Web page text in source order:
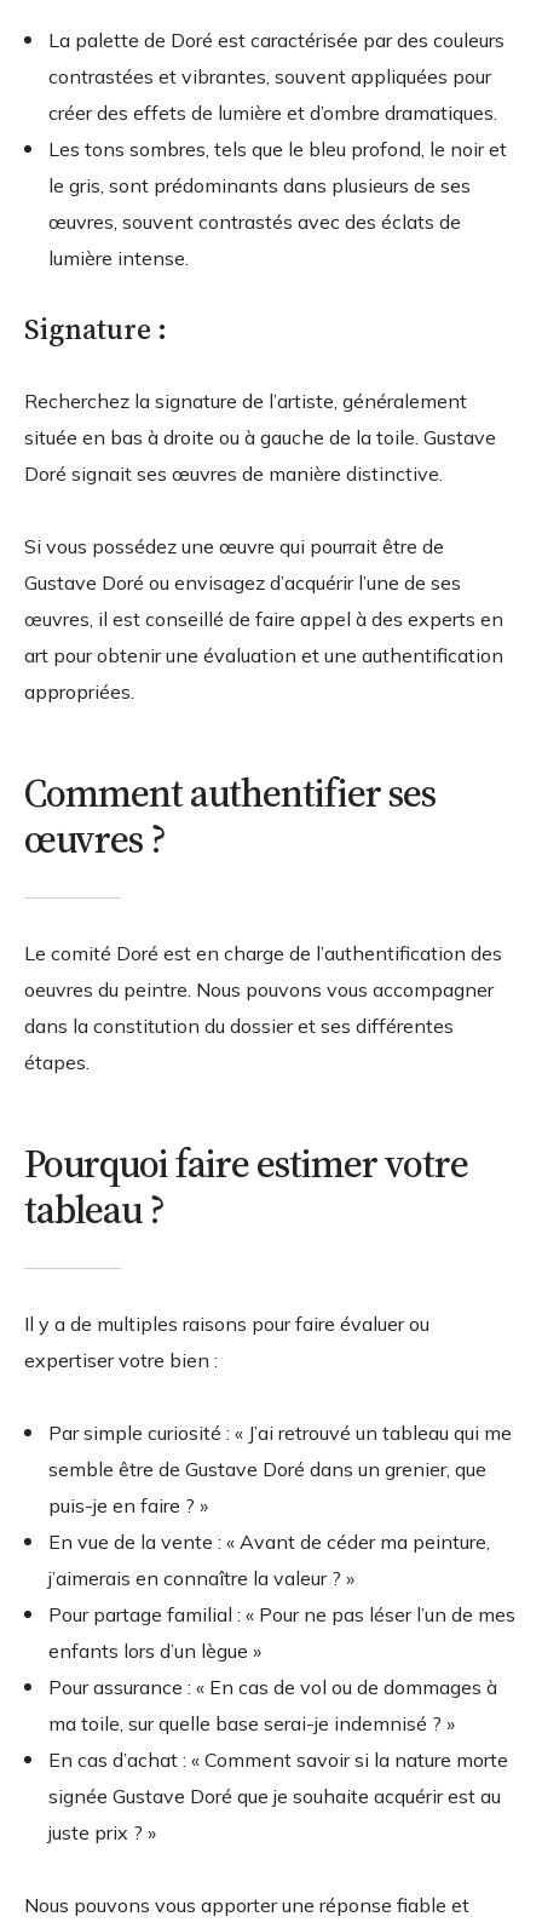
La palette de Doré est caractérisée par des couleurs
contrastées et vibrantes, souvent appliquées pour
créer des effets de lumière et d’ombre dramatiques.
Les tons sombres, tels que le bleu profond, le noir et
le gris, sont prédominants dans plusieurs de ses
œuvres, souvent contrastés avec des éclats de
lumière intense.
Signature :
Recherchez la signature de l’artiste, généralement
située en bas à droite ou à gauche de la toile. Gustave
Doré signait ses œuvres de manière distinctive.
Si vous possédez une œuvre qui pourrait être de
Gustave Doré ou envisagez d’acquérir l’une de ses
œuvres, il est conseillé de faire appel à des experts en
art pour obtenir une évaluation et une authentification
appropriées.
Comment authentifier ses
œuvres ?
Le comité Doré est en charge de l’authentification des
oeuvres du peintre. Nous pouvons vous accompagner
dans la constitution du dossier et ses différentes
étapes.
Pourquoi faire estimer votre
tableau ?
Il y a de multiples raisons pour faire évaluer ou
expertiser votre bien :
Par simple curiosité : « J’ai retrouvé un tableau qui me
semble être de Gustave Doré dans un grenier, que
puis-je en faire ? »
En vue de la vente : « Avant de céder ma peinture,
j’aimerais en connaître la valeur ? »
Pour partage familial : « Pour ne pas léser l’un de mes
enfants lors d’un lègue »
Pour assurance : « En cas de vol ou de dommages à
ma toile, sur quelle base serai-je indemnisé ? »
En cas d’achat : « Comment savoir si la nature morte
signée Gustave Doré que je souhaite acquérir est au
juste prix ? »
Nous pouvons vous apporter une réponse fiable et